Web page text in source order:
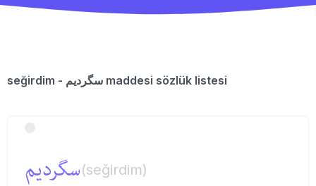
seğirdim - سگردیم maddesi sözlük listesi
سگردیم(seğirdim)